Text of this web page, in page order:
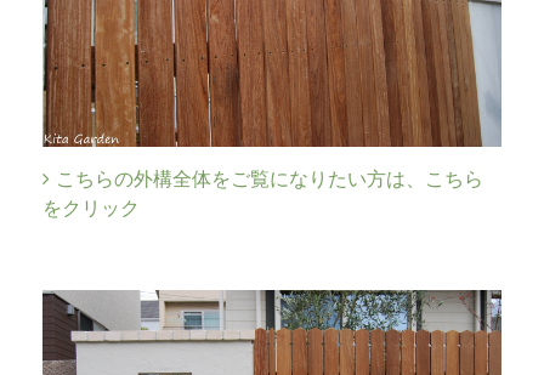
こちらの外構全体をご覧になりたい方は、こちら
をクリック